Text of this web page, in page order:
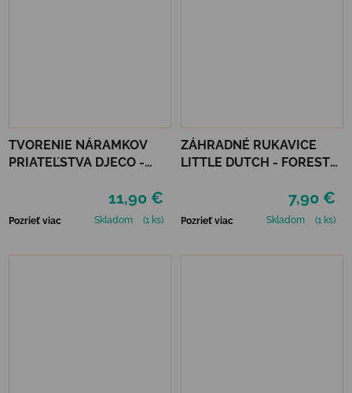
TVORENIE NÁRAMKOV
PRIATEĽSTVA DJECO -
11,90 €
Pozrieť viac Skladom (1 ks)
ZÁHRADNÉ RUKAVICE
LITTLE DUTCH - FOREST
7,90 €
Pozrieť viac Skladom (1 ks)